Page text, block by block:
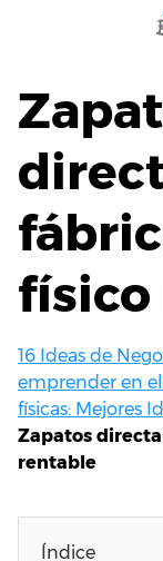
16 Ideas de
emprender en
físicas: Mejores
Zapatos
rentable
Índice